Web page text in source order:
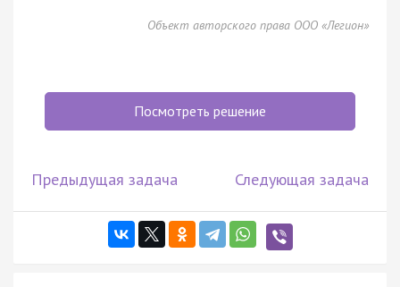
Объект авторского права ООО «Легион»
Посмотреть решение
Предыдущая задача Следующая задача